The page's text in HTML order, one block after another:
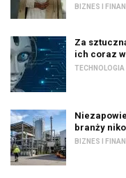
BIZNES I
Za
ich coraz
TECHNOLOGIA
branży
BIZNES I